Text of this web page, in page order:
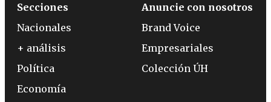
Secciones
Nacionales
+ análisis
Política
Economía
Anuncie con nosotros
Brand Voice
Empresariales
Colección ÚH